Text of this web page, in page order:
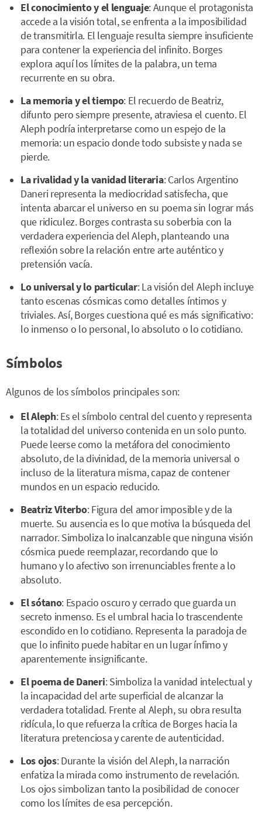
El conocimiento y el lenguaje: Aunque el protagonista
accede a la visión total, se enfrenta a la imposibilidad
de transmitirla. El lenguaje resulta siempre insuficiente
para contener la experiencia del infinito. Borges
explora aquí los límites de la palabra, un tema
recurrente en su obra.
La memoria y el tiempo: El recuerdo de Beatriz,
difunto pero siempre presente, atraviesa el cuento. El
Aleph podría interpretarse como un espejo de la
memoria: un espacio donde todo subsiste y nada se
pierde.
La rivalidad y la vanidad literaria: Carlos Argentino
Daneri representa la mediocridad satisfecha, que
intenta abarcar el universo en su poema sin lograr más
que ridiculez. Borges contrasta su soberbia con la
verdadera experiencia del Aleph, planteando una
reflexión sobre la relación entre arte auténtico y
pretensión vacía.
Lo universal y lo particular: La visión del Aleph incluye
tanto escenas cósmicas como detalles íntimos y
triviales. Así, Borges cuestiona qué es más significativo:
lo inmenso o lo personal, lo absoluto o lo cotidiano.
Símbolos
Algunos de los símbolos principales son:
El Aleph: Es el símbolo central del cuento y representa
la totalidad del universo contenida en un solo punto.
Puede leerse como la metáfora del conocimiento
absoluto, de la divinidad, de la memoria universal o
incluso de la literatura misma, capaz de contener
mundos en un espacio reducido.
Beatriz Viterbo: Figura del amor imposible y de la
muerte. Su ausencia es lo que motiva la búsqueda del
narrador. Simboliza lo inalcanzable que ninguna visión
cósmica puede reemplazar, recordando que lo
humano y lo afectivo son irrenunciables frente a lo
absoluto.
El sótano: Espacio oscuro y cerrado que guarda un
secreto inmenso. Es el umbral hacia lo trascendente
escondido en lo cotidiano. Representa la paradoja de
que lo infinito puede habitar en un lugar ínfimo y
aparentemente insignificante.
El poema de Daneri: Simboliza la vanidad intelectual y
la incapacidad del arte superficial de alcanzar la
verdadera totalidad. Frente al Aleph, su obra resulta
ridícula, lo que refuerza la crítica de Borges hacia la
literatura pretenciosa y carente de autenticidad.
Los ojos: Durante la visión del Aleph, la narración
enfatiza la mirada como instrumento de revelación.
Los ojos simbolizan tanto la posibilidad de conocer
como los límites de esa percepción.